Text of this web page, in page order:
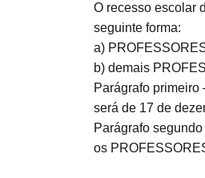
O recesso escolar
seguinte forma:
a)
b) demais
Parágrafo
será de 17 de
Parágrafo
os